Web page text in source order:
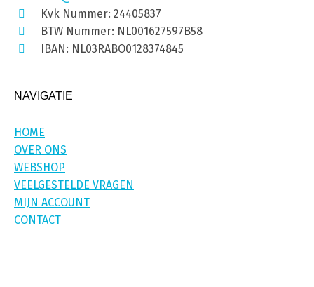
Kvk Nummer: 24405837
BTW Nummer: NL001627597B58
IBAN: NL03RABO0128374845
NAVIGATIE
HOME
OVER ONS
WEBSHOP
VEELGESTELDE VRAGEN
MIJN ACCOUNT
CONTACT